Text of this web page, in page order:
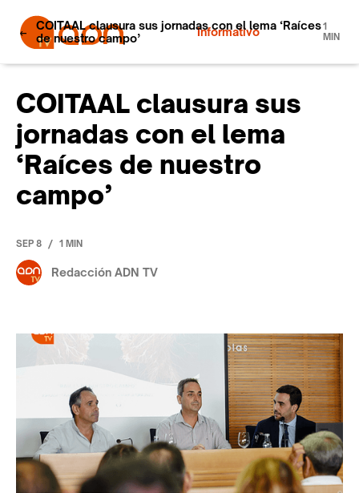
Informativo
COITAAL clausura sus jornadas con el lema ‘Raíces
de nuestro campo’
1
MIN
COITAAL clausura sus
jornadas con el lema
‘Raíces de nuestro
campo’
SEP 8 / 1 MIN
Redacción ADN TV